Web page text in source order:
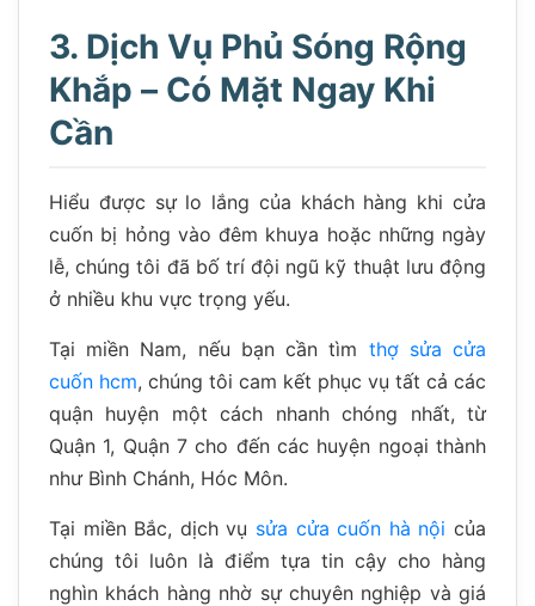
3. Dịch Vụ Phủ Sóng Rộng
Khắp – Có Mặt Ngay Khi
Cần
Hiểu được sự lo lắng của khách hàng khi cửa
cuốn bị hỏng vào đêm khuya hoặc những ngày
lễ, chúng tôi đã bố trí đội ngũ kỹ thuật lưu động
ở nhiều khu vực trọng yếu.
Tại miền Nam, nếu bạn cần tìm thợ sửa cửa
cuốn hcm, chúng tôi cam kết phục vụ tất cả các
quận huyện một cách nhanh chóng nhất, từ
Quận 1, Quận 7 cho đến các huyện ngoại thành
như Bình Chánh, Hóc Môn.
Tại miền Bắc, dịch vụ sửa cửa cuốn hà nội của
chúng tôi luôn là điểm tựa tin cậy cho hàng
nghìn khách hàng nhờ sự chuyên nghiệp và giá